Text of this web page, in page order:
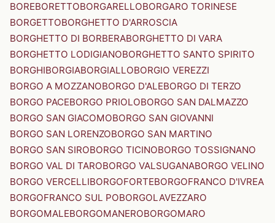
BOREBORETTOBORGARELLOBORGARO TORINESE
BORGETTOBORGHETTO D'ARROSCIA
BORGHETTO DI BORBERABORGHETTO DI VARA
BORGHETTO LODIGIANOBORGHETTO SANTO SPIRITO
BORGHIBORGIABORGIALLOBORGIO VEREZZI
BORGO A MOZZANOBORGO D'ALEBORGO DI TERZO
BORGO PACEBORGO PRIOLOBORGO SAN DALMAZZO
BORGO SAN GIACOMOBORGO SAN GIOVANNI
BORGO SAN LORENZOBORGO SAN MARTINO
BORGO SAN SIROBORGO TICINOBORGO TOSSIGNANO
BORGO VAL DI TAROBORGO VALSUGANABORGO VELINO
BORGO VERCELLIBORGOFORTEBORGOFRANCO D'IVREA
BORGOFRANCO SUL POBORGOLAVEZZARO
BORGOMALEBORGOMANEROBORGOMARO